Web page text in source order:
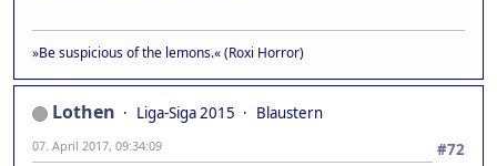
»Be suspicious of the lemons.« (Roxi Horror)
Lothen Liga-Siga 2015
Blaustern
#72
07. April 2017, 09:34:09